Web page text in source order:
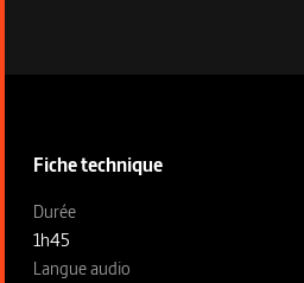
Fiche technique
Fiche technique section gauche
Durée
1h45
Langue audio